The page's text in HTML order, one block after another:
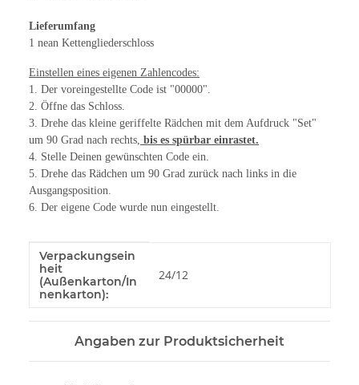
Lieferumfang
1 nean Kettengliederschloss
Einstellen eines eigenen Zahlencodes:
1. Der voreingestellte Code ist "00000".
2. Öffne das Schloss.
3. Drehe das kleine geriffelte Rädchen mit dem Aufdruck "Set"
um 90 Grad nach rechts, bis es spürbar einrastet.
4. Stelle Deinen gewünschten Code ein.
5. Drehe das Rädchen um 90 Grad zurück nach links in die
Ausgangsposition.
6. Der eigene Code wurde nun eingestellt.
Produkteigenschaft
Wert
Verpackungsein
heit
(Außenkarton/In
nenkarton):
24/12
Angaben zur Produktsicherheit